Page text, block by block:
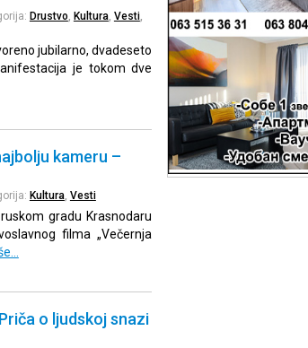
Drustvo, Kultura, Vesti,
jubilarno, dvadeseto
je tokom dve
kameru –
Kultura, Vesti
gradu Krasnodaru
filma „Večernja
o ljudskoj snazi